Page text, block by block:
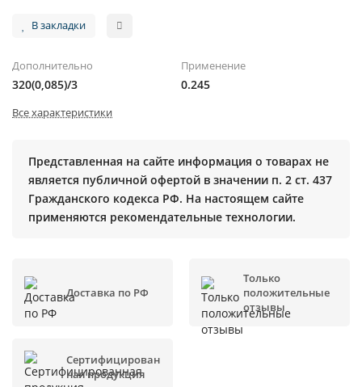
В закладки
Дополнительно
320(0,085)/3
Применение
0.245
Все характеристики
Представленная на сайте информация о товарах не
является публичной офертой в значении п. 2 ст. 437
Гражданского кодекса РФ. На настоящем сайте
применяются рекомендательные технологии.
Доставка по РФ
Только
положительные
отзывы
Сертифицирован
ная продукция